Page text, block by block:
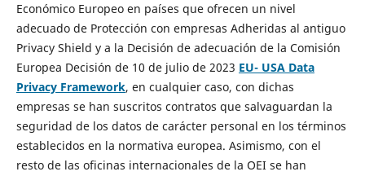
Económico Europeo en países que ofrecen un nivel
adecuado de Protección con empresas Adheridas al antiguo
Privacy Shield y a la Decisión de adecuación de la Comisión
Europea Decisión de 10 de julio de 2023 EU- USA Data
Privacy Framework, en cualquier caso, con dichas
empresas se han suscritos contratos que salvaguardan la
seguridad de los datos de carácter personal en los términos
establecidos en la normativa europea. Asimismo, con el
resto de las oficinas internacionales de la OEI se han